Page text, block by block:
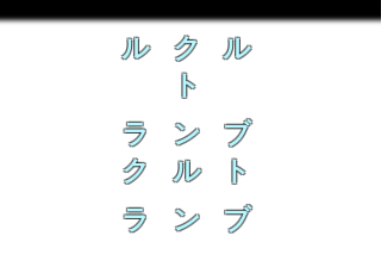
ル ク ル
ト
ラ ン ブ
ク ル ト
ラ ン ブ